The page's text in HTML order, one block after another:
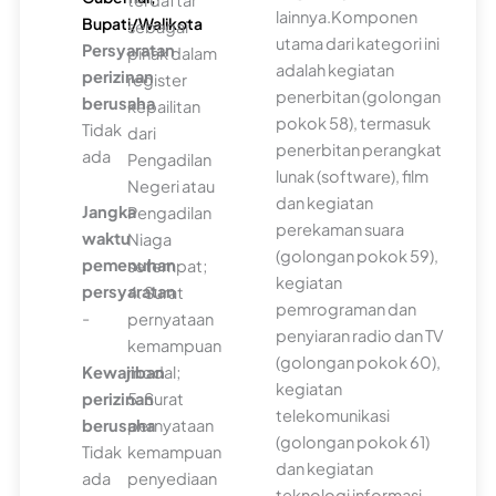
Bupati/Walikota
Persyaratan
perizinan
berusaha
Tidak
ada
Jangka
waktu
pemenuhan
persyaratan
-
Kewajiban
perizinan
berusaha
Tidak
ada
sebagai
pihak dalam
register
kepailitan
dari
Pengadilan
Negeri atau
Pengadilan
Niaga
setempat;
4. Surat
pernyataan
kemampuan
modal;
5. Surat
pernyataan
kemampuan
penyediaan
lainnya.Komponen
utama dari kategori ini
adalah kegiatan
penerbitan (golongan
pokok 58), termasuk
penerbitan perangkat
lunak (software), film
dan kegiatan
perekaman suara
(golongan pokok 59),
kegiatan
pemrograman dan
penyiaran radio dan TV
(golongan pokok 60),
kegiatan
telekomunikasi
(golongan pokok 61)
dan kegiatan